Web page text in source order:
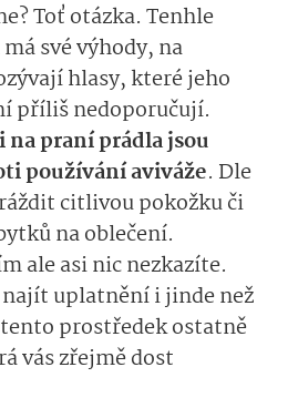
Toť otázka. Tenhle
své výhody, na
hlasy, které jeho
příliš nedoporučují.
praní prádla jsou
používání aviváže. Dle
citlivou pokožku či
na oblečení.
ale asi nic nezkazíte.
najít uplatnění i jinde než
prostředek ostatně
vás zřejmě dost